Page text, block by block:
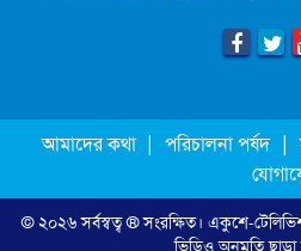
মূল্যস্ফীতি
ছুটিতে গিয়ে
নতুন নিয়ম
এনবিআরের
আমাদের কথা | পরিচালনা পর্ষদ |
© ২০২৬ সর্বস্বত্ব ® সংরক্ষিত। একুশে-
ভিডিও অনুমতি ছাড়া